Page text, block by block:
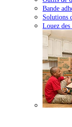
Bande
Solutions
Louez des